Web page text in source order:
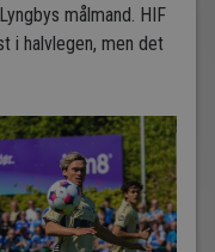
målmand. HIF
i halvlegen, men det